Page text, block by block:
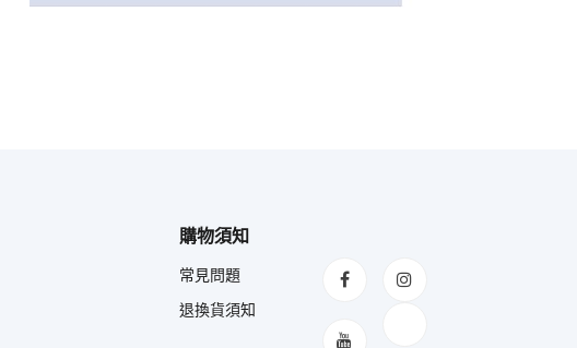
購物須知
常見問題
退換貨須知